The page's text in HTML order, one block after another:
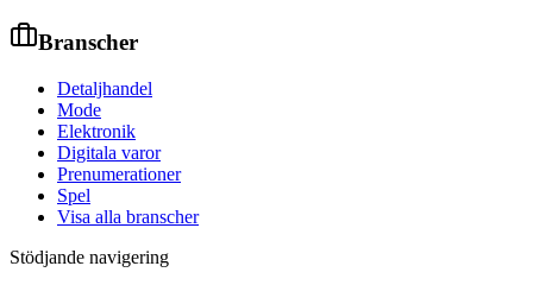
Branscher
Detaljhandel
Mode
Elektronik
Digitala varor
Prenumerationer
Spel
Visa alla branscher
Stödjande navigering